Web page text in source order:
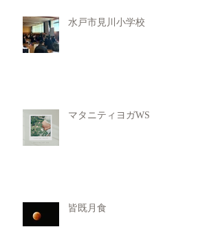
水戸市見川小学校
マタニティヨガWS
皆既月食